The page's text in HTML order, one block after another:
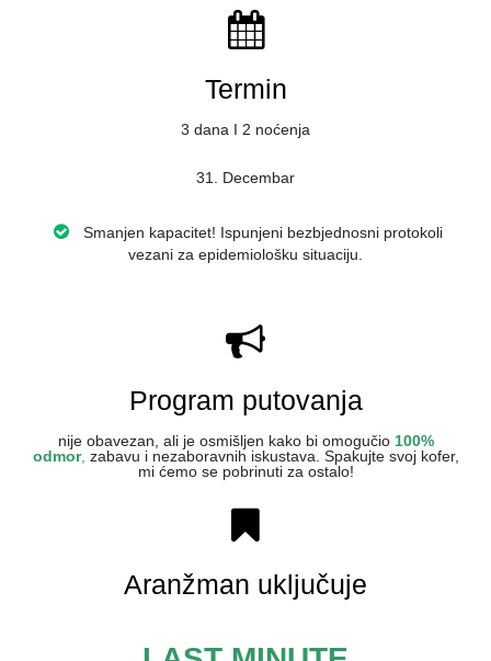
Termin
3 dana I 2 noćenja
31. Decembar
Smanjen kapacitet! Ispunjeni bezbjednosni protokoli
vezani za epidemiološku situaciju.
Program putovanja
nije obavezan, ali je osmišljen kako bi omogučio 100%
odmor, zabavu i nezaboravnih iskustava. Spakujte svoj kofer,
mi ćemo se pobrinuti za ostalo!
Aranžman uključuje